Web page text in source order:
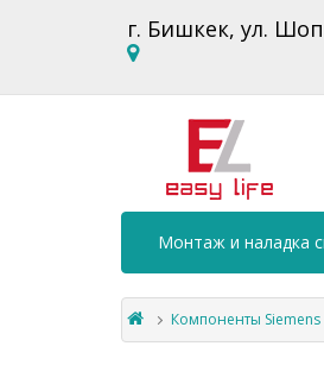
г. Бишкек, ул.
Монтаж и наладка
Компоненты Siemens